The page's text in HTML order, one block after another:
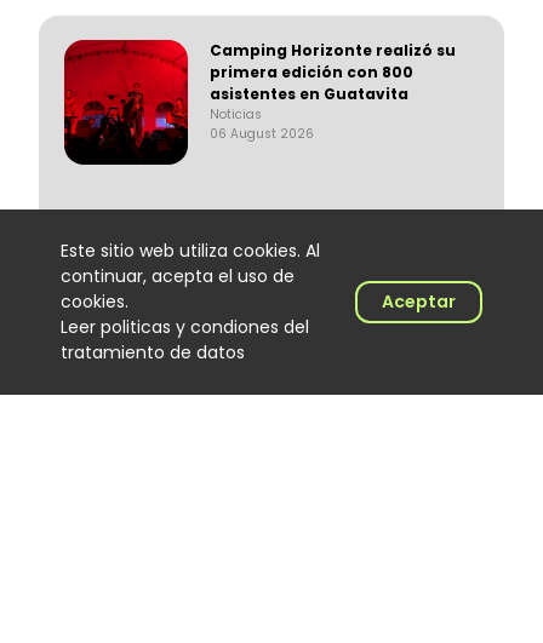
Camping Horizonte realizó su
primera edición con 800
asistentes en Guatavita
Noticias
06 August 2026
Este sitio web utiliza cookies. Al
continuar, acepta el uso de
cookies.
Leer politicas y condiones del
tratamiento de datos
Aceptar